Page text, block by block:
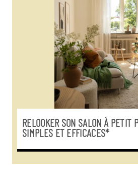
RELOOKER SON SALON À PETIT
SIMPLES ET EFFICACES*